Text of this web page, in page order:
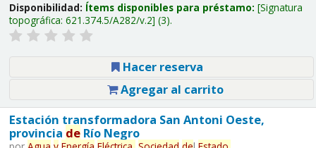
Disponibilidad: Ítems disponibles para préstamo: Signatura
topográfica: 621.374.5/A282/v.2 (3).
Hacer reserva
Agregar al carrito
Estación transformadora San Antoni Oeste,
provincia deRío Negro